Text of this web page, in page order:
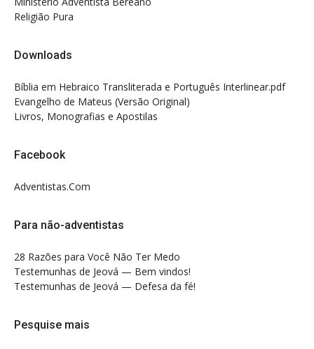
Religião Pura
Downloads
Bíblia em Hebraico Transliterada e Português Interlinear.pdf
Evangelho de Mateus (Versão Original)
Livros, Monografias e Apostilas
Facebook
Adventistas.Com
Para não-adventistas
28 Razões para Você Não Ter Medo
Testemunhas de Jeová — Bem vindos!
Testemunhas de Jeová — Defesa da fé!
Pesquise mais